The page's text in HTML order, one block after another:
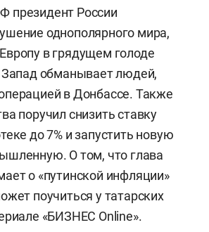
президент России
однополярного мира,
в грядущем голоде
Запад обманывает людей,
в Донбассе. Также
поручил снизить ставку
до 7% и запустить новую
О том, что глава
о «путинской инфляции»
поучиться у татарских
«БИЗНЕС Online».